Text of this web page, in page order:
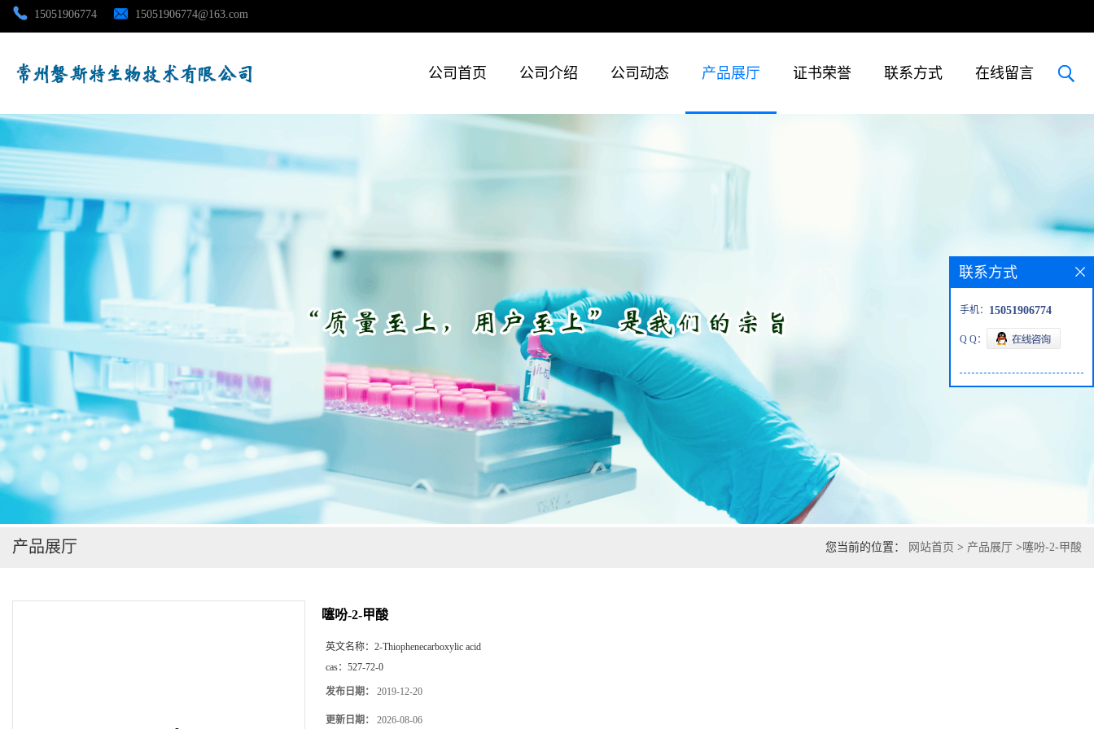
15051906774 15051906774@163.com
公司首页 公司介绍 公司动态 产品展厅 证书荣誉 联系方式 在线留言
公司首页
公司介绍
公司动态
产品展厅
联系方式
产品展厅 您当前的位置： 网站首页 > 产品展厅 >噻吩-2-甲酸
噻吩-2-甲酸
英文名称： 2-Thiophenecarboxylic acid
cas： 527-72-0
发布日期： 2019-12-20
更新日期： 2026-08-06
联系方式
手机： 15051906774
Q Q：